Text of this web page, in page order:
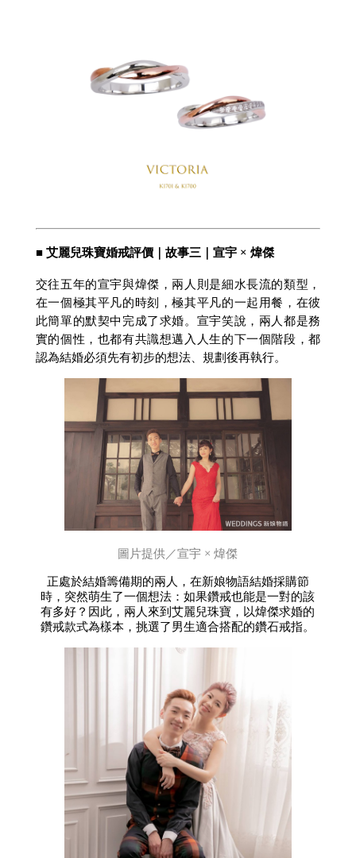
■ 艾麗兒珠寶婚戒評價｜故事三｜宣宇 × 煒傑
交往五年的宣宇與煒傑，兩人則是細水長流的類型，
在一個極其平凡的時刻，極其平凡的一起用餐，在彼
此簡單的默契中完成了求婚。宣宇笑說，兩人都是務
實的個性，也都有共識想邁入人生的下一個階段，都
認為結婚必須先有初步的想法、規劃後再執行。
圖片提供／宣宇 × 煒傑
正處於結婚籌備期的兩人，在新娘物語結婚採購節
時，突然萌生了一個想法：如果鑽戒也能是一對的該
有多好？因此，兩人來到艾麗兒珠寶，以煒傑求婚的
鑽戒款式為樣本，挑選了男生適合搭配的鑽石戒指。